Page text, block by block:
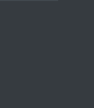
Disini Ya!
Cirendeu